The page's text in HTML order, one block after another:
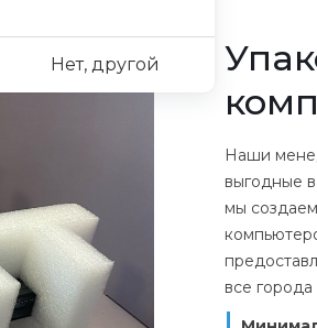
Наши
выгодные
мы
все
Нет, другой